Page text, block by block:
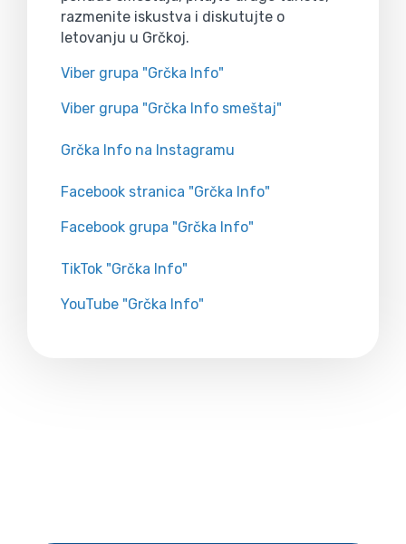
razmenite iskustva i diskutujte o
letovanju u Grčkoj.
Viber grupa "Grčka Info"
Viber grupa "Grčka Info smeštaj"
Grčka Info na Instagramu
Facebook stranica "Grčka Info"
Facebook grupa "Grčka Info"
TikTok "Grčka Info"
YouTube "Grčka Info"